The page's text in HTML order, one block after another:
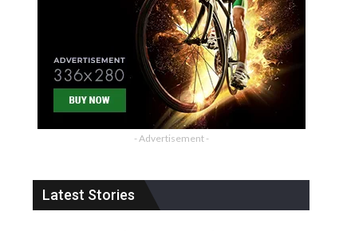
- Advertisement -
Latest Stories